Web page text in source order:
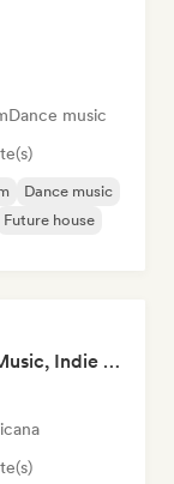
Dance music
Dance music
Future house
Pop Machine Mode 🤖 AI Music, Indie Pop & Dream Pop